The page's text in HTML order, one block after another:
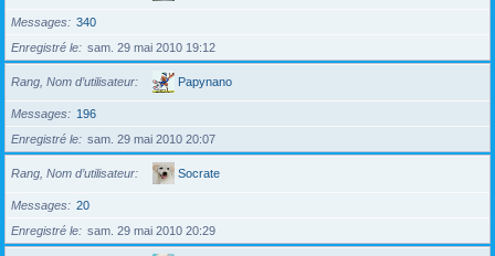
Messages
340
Enregistré le
sam. 29 mai 2010 19:12
Rang, Nom d’utilisateur Papynano
Messages
196
Enregistré le
sam. 29 mai 2010 20:07
Rang, Nom d’utilisateur Socrate
Messages
20
Enregistré le
sam. 29 mai 2010 20:29